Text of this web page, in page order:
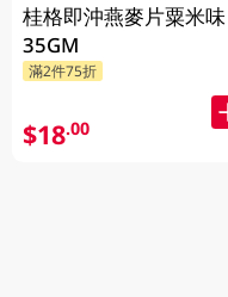
桂格即沖燕麥片粟米味
35GM
滿2件75折
$18.00